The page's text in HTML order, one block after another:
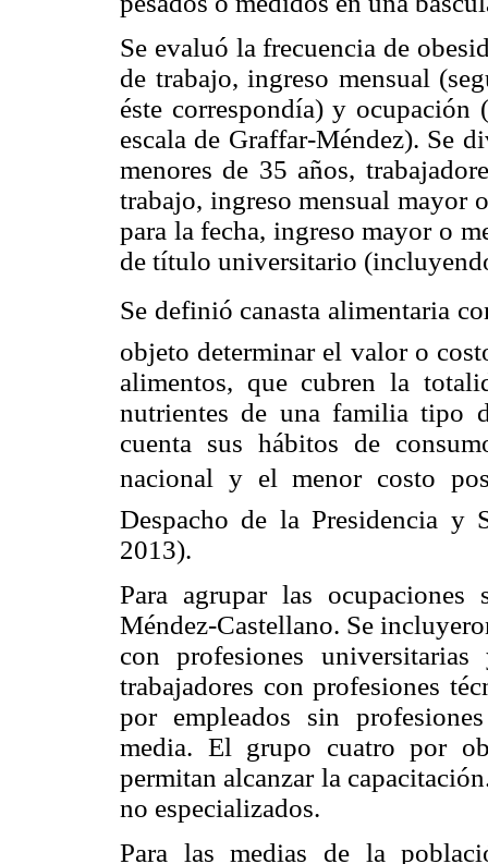
Se evaluó la frecuencia de
de trabajo, ingreso mensual
éste correspondía) y
escala de Graffar-Méndez). Se
menores de 35 años,
trabajo, ingreso mensual mayor
para la fecha, ingreso mayor o
de título universitario
Se definió canasta alimentaria
objeto determinar el valor o
alimentos, que cubren la
nutrientes de una familia tipo
cuenta sus hábitos de
nacional y el menor costo
Despacho de la Presidencia y
2013).
Para agrupar las
Méndez-Castellano. Se
con profesiones
trabajadores con profesiones
por empleados sin
media. El grupo cuatro por
permitan alcanzar la
no especializados.
Para las medias de la